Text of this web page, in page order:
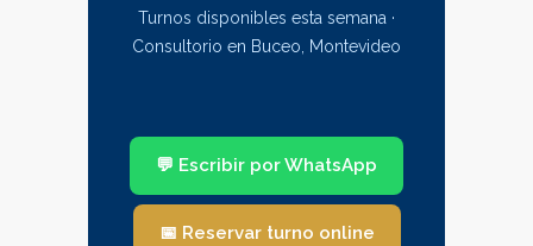
Turnos disponibles esta semana ·
Consultorio en Buceo, Montevideo
💬 Escribir por WhatsApp
📅 Reservar turno online